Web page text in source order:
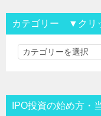
カテゴリー ▼クリ
カ
リ
ー
IPO投資の始め方・